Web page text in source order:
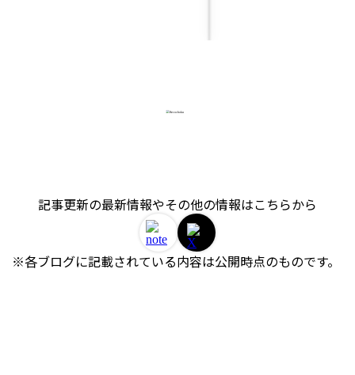
記事更新の最新情報やその他の情報はこちらから
※各ブログに記載されている内容は公開時点のものです。